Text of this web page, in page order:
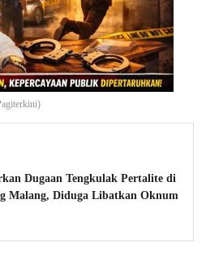
Dugaan Tengkulak Pertalite di
Malang, Diduga Libatkan Oknum